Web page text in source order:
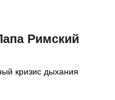
Римский
кризис дыхания